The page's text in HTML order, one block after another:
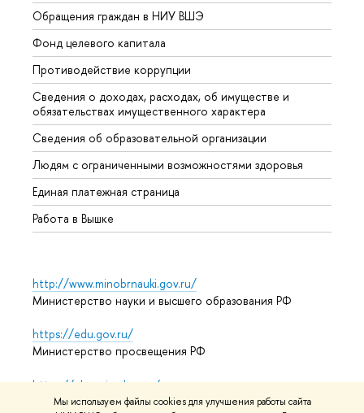
Мы используем файлы cookies для улучшения работы сайта
Обращения граждан в НИУ ВШЭ
Фонд целевого капитала
Противодействие коррупции
Сведения о доходах, расходах, об имуществе и
обязательствах имущественного характера
Сведения об образовательной организации
Людям с ограниченными возможностями здоровья
Единая платежная страница
Работа в Вышке
http://www.minobrnauki.gov.ru/
Министерство науки и высшего образования РФ
https://edu.gov.ru/
Министерство просвещения РФ
https://elearning.hse.ru/mooc
Массовые открытые онлайн-курсы